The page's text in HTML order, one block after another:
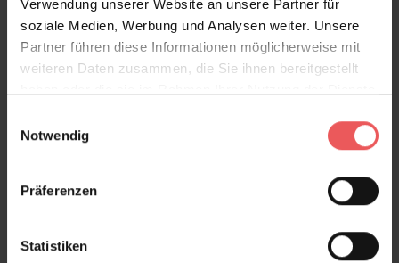
Verwendung unserer Website an unsere Partner für
soziale Medien, Werbung und Analysen weiter. Unsere
Partner führen diese Informationen möglicherweise mit
weiteren Daten zusammen, die Sie ihnen bereitgestellt
Notwendig
Präferenzen
Statistiken